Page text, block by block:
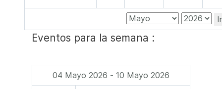
Eventos para la semana :
04 Mayo 2026 - 10 Mayo 2026